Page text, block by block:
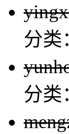
分类
分类